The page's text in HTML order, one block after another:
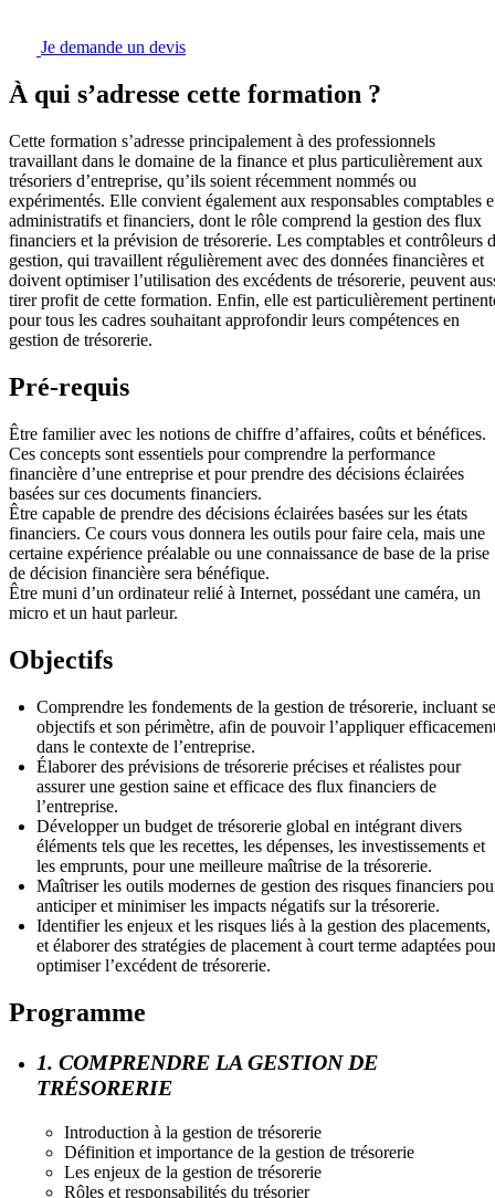
Je demande un devis
À qui s’adresse cette formation ?
Cette formation s’adresse principalement à des professionnels
travaillant dans le domaine de la finance et plus particulièrement aux
trésoriers d’entreprise, qu’ils soient récemment nommés ou
expérimentés. Elle convient également aux responsables comptables
administratifs et financiers, dont le rôle comprend la gestion des flux
financiers et la prévision de trésorerie. Les comptables et contrôleurs
gestion, qui travaillent régulièrement avec des données financières et
doivent optimiser l’utilisation des excédents de trésorerie, peuvent
tirer profit de cette formation. Enfin, elle est particulièrement
pour tous les cadres souhaitant approfondir leurs compétences en
gestion de trésorerie.
Pré-requis
Être familier avec les notions de chiffre d’affaires, coûts et bénéfices.
Ces concepts sont essentiels pour comprendre la performance
financière d’une entreprise et pour prendre des décisions éclairées
basées sur ces documents financiers.
Être capable de prendre des décisions éclairées basées sur les états
financiers. Ce cours vous donnera les outils pour faire cela, mais une
certaine expérience préalable ou une connaissance de base de la prise
de décision financière sera bénéfique.
Être muni d’un ordinateur relié à Internet, possédant une caméra, un
micro et un haut parleur.
Objectifs
Comprendre les fondements de la gestion de trésorerie, incluant
objectifs et son périmètre, afin de pouvoir l’appliquer
dans le contexte de l’entreprise.
Élaborer des prévisions de trésorerie précises et réalistes pour
assurer une gestion saine et efficace des flux financiers de
l’entreprise.
Développer un budget de trésorerie global en intégrant divers
éléments tels que les recettes, les dépenses, les investissements et
les emprunts, pour une meilleure maîtrise de la trésorerie.
Maîtriser les outils modernes de gestion des risques financiers
anticiper et minimiser les impacts négatifs sur la trésorerie.
Identifier les enjeux et les risques liés à la gestion des placements,
et élaborer des stratégies de placement à court terme adaptées
optimiser l’excédent de trésorerie.
Programme
1. COMPRENDRE LA GESTION DE
TRÉSORERIE
Introduction à la gestion de trésorerie
Définition et importance de la gestion de trésorerie
Les enjeux de la gestion de trésorerie
Rôles et responsabilités du trésorier